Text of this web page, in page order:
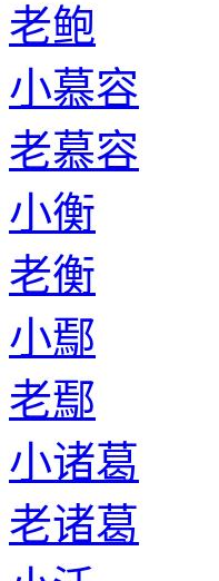
老鲍
小慕容
老慕容
小衡
老衡
小鄢
老鄢
小诸葛
老诸葛